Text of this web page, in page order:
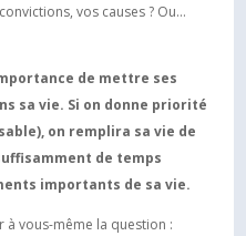
vos causes ? Ou…
de mettre ses
sa vie. Si on donne priorité
on remplira sa vie de
de temps
importants de sa vie.
à vous-même la question :